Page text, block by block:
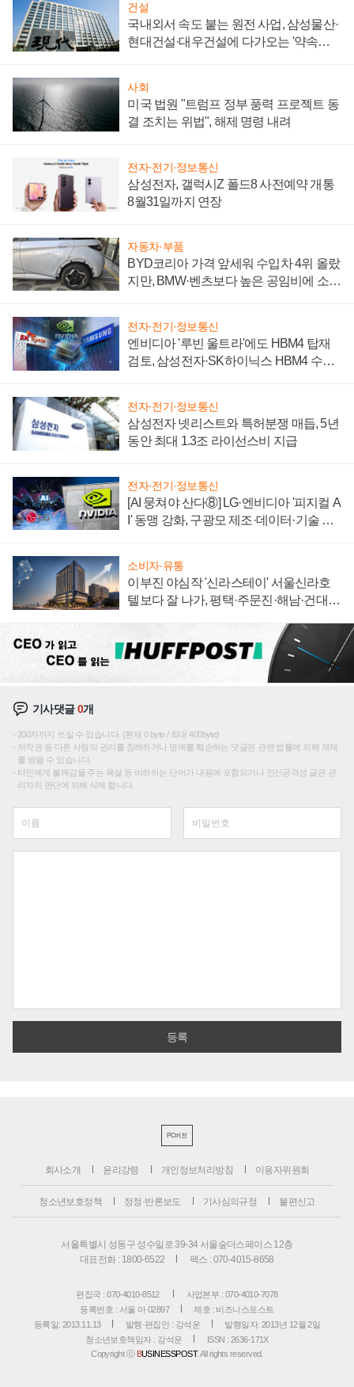
건설
국내외서 속도 붙는 원전 사업, 삼성물산·
현대건설·대우건설에 다가오는 '약속의
사회
미국 법원 "트럼프 정부 풍력 프로젝트 동
결 조치는 위법", 해제 명령 내려
전자·전기·정보통신
삼성전자, 갤럭시Z 폴드8 사전예약 개통
8월31일까지 연장
자동차·부품
BYD코리아 가격 앞세워 수입차 4위 올랐
지만, BMW·벤츠보다 높은 공임비에 소비
전자·전기·정보통신
엔비디아 '루빈 울트라'에도 HBM4 탑재
검토, 삼성전자·SK하이닉스 HBM4 수율
전자·전기·정보통신
삼성전자 넷리스트와 특허분쟁 매듭, 5년
동안 최대 1.3조 라이선스비 지급
전자·전기·정보통신
[AI 뭉쳐야 산다⑧] LG·엔비디아 '피지컬 A
I' 동맹 강화, 구광모 제조·데이터·기술 결
소비자·유통
이부진 야심작 '신라스테이' 서울신라호
텔보다 잘 나가, 평택·주문진·해남·건대로
기사댓글0개
200자까지 쓰실 수 있습니다. (현재 0 byte / 최대 400byte)
저작권 등 다른 사람의 권리를 침해하거나 명예를 훼손하는 댓글은 관련 법률에 의해 제재
를 받을 수 있습니다.
타인에게 불쾌감을 주는 욕설 등 비하하는 단어가 내용에 포함되거나 인신공격성 글은 관
리자의 판단에 의해 삭제 합니다.
PC버전
회사소개 윤리강령 개인정보처리방침 이용자위원회
청소년보호정책 정정·반론보도 기사심의규정 불편신고
서울특별시 성동구 성수일로 39-34 서울숲더스페이스 12층
대표전화 : 1800-6522
팩스 : 070-4015-8658
편집국 : 070-4010-8512
사업본부 : 070-4010-7078
등록번호 : 서울 아 02897
제호 : 비즈니스포스트
등록일: 2013.11.13
발행·편집인 : 강석운
발행일자: 2013년 12월 2일
청소년보호책임자 : 강석운
ISSN : 2636-171X
Copyright ⓒ BUSINESSPOST. All rights reserved.